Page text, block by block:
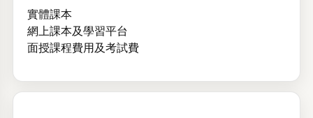
實體課本
網上課本及學習平台
面授課程費用及考試費